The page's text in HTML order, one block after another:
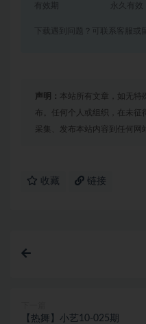
有效期 永久有效
下载遇到问题？可联系客服或
声明： 本站所有文章，如无特
布。任何个人或组织，在未征
采集、发布本站内容到任何网
收藏 链接
【热舞】小艺10-025期